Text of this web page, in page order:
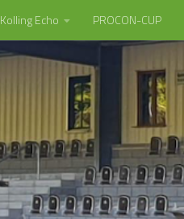
Kolling Echo PROCON-CUP